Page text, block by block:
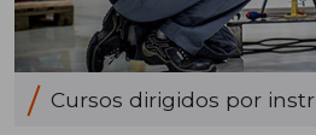
Cursos dirigidos por